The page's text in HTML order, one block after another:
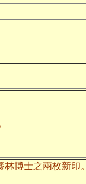
林博士之兩枚新印。